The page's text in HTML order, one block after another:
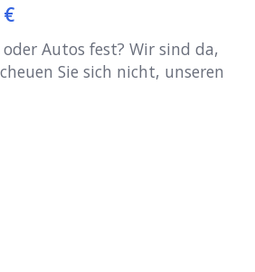
Autos fest? Wir sind da,
Sie sich nicht, unseren